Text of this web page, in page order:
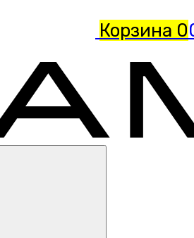
Корзина 0